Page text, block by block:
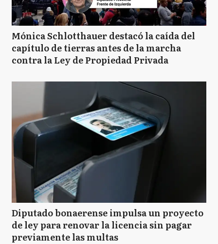
Mónica Schlotthauer destacó la caída del
capítulo de tierras antes de la marcha
contra la Ley de Propiedad Privada
Diputado bonaerense impulsa un proyecto
de ley para renovar la licencia sin pagar
previamente las multas